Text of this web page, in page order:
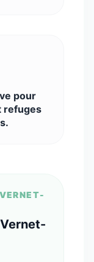
pour
refuges